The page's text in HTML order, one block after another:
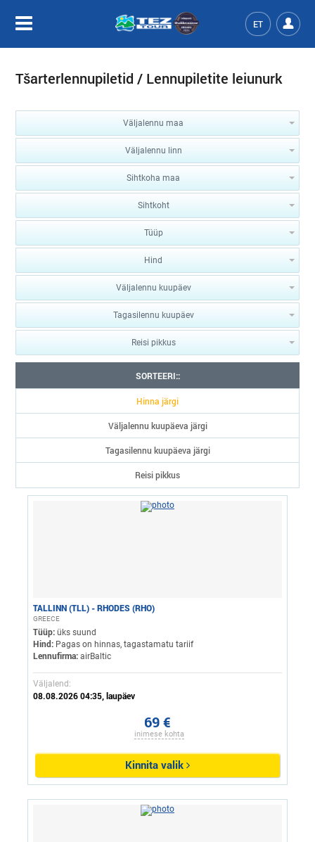
ET
Tšarterlennupiletid / Lennupiletite leiunurk
Väljalennu maa
Väljalennu linn
Sihtkoha maa
Sihtkoht
Tüüp
Hind
Väljalennu kuupäev
Tagasilennu kuupäev
Reisi pikkus
SORTEERI::
Hinna järgi
Väljalennu kuupäeva järgi
Tagasilennu kuupäeva järgi
Reisi pikkus
TALLINN (TLL) - RHODES (RHO)
GREECE
Tüüp: üks suund
Hind: Pagas on hinnas, tagastamatu tariif
Lennufirma: airBaltic
Väljalend:
08.08.2026 04:35, laupäev
69 €
inimese kohta
Kinnita valik